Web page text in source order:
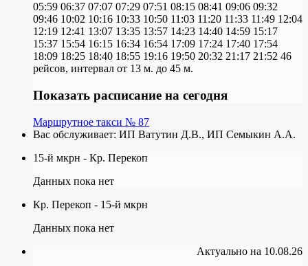
05:59 06:37 07:07 07:29 07:51 08:15 08:41 09:06 09:32
09:46 10:02 10:16 10:33 10:50 11:03 11:20 11:33 11:49 12:04
12:19 12:41 13:07 13:35 13:57 14:23 14:40 14:59 15:17
15:37 15:54 16:15 16:34 16:54 17:09 17:24 17:40 17:54
18:09 18:25 18:40 18:55 19:16 19:50 20:32 21:17 21:52 46
рейсов, интервал от 13 м. до 45 м.
Показать расписание на сегодня
Маршрутное такси № 87
Вас обслуживает: ИП Ватутин Д.В., ИП Семыкин А.А.
15-й мкрн - Кр. Перекоп
Данных пока нет
Кр. Перекоп - 15-й мкрн
Данных пока нет
Актуально на 10.08.26